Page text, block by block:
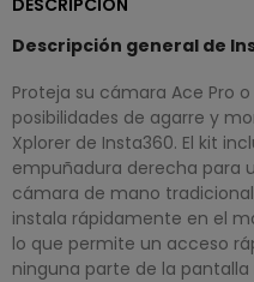
Descripción general de
Proteja su cámara Ace Pro
posibilidades de agarre y
Xplorer de Insta360. El kit
empuñadura derecha para
cámara de mano
instala rápidamente en el
lo que permite un acceso
ninguna parte de la